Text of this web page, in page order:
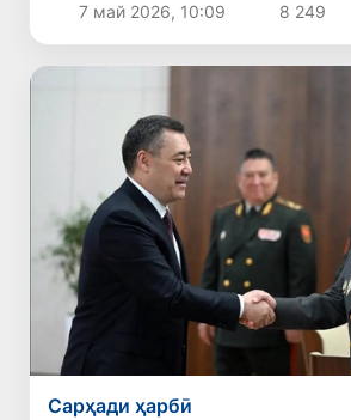
7 май 2026, 10:09 8 249
Сарҳади ҳарбӣ